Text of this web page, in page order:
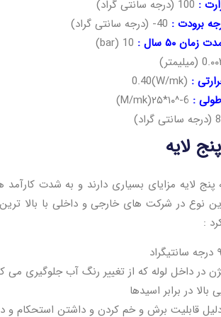
:
برودت :
۵۰ سال :
:
(W/mk)0.40
:
لایه
پنج لایه مزایای بسیاری دارند و به شدت
نوع در شرکت های خارجی و داخلی با بالا
:
در داخل لوله که از تغییر رنگ آب جلوگیری می‌
در برابر اسیدها
قابلیت برش و خم کردن و داشتن استحکام و